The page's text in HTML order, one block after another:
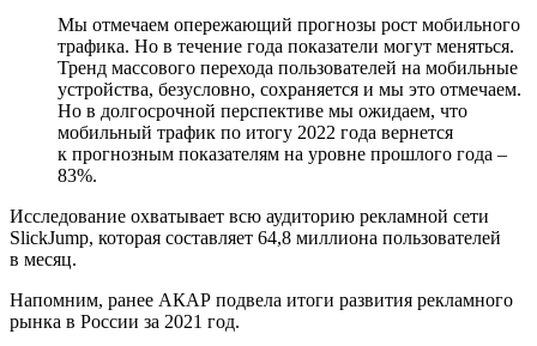
Мы отмечаем опережающий прогнозы рост мобильного
трафика. Но в течение года показатели могут меняться.
Тренд массового перехода пользователей на мобильные
устройства, безусловно, сохраняется и мы это отмечаем.
Но в долгосрочной перспективе мы ожидаем, что
мобильный трафик по итогу 2022 года вернется
к прогнозным показателям на уровне прошлого года –
83%.
Исследование охватывает всю аудиторию рекламной сети
SlickJump, которая составляет 64,8 миллиона пользователей
в месяц.
Напомним, ранее АКАР подвела итоги развития рекламного
рынка в России за 2021 год.